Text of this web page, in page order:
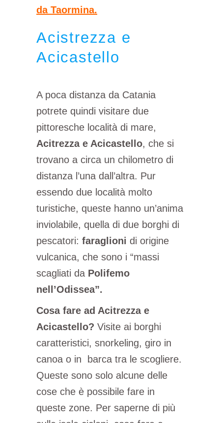
da Taormina.
Acistrezza e
Acicastello
A poca distanza da Catania
potrete quindi visitare due
pittoresche località di mare,
Acitrezza e Acicastello, che si
trovano a circa un chilometro di
distanza l’una dall’altra. Pur
essendo due località molto
turistiche, queste hanno un’anima
inviolabile, quella di due borghi di
pescatori: faraglioni di origine
vulcanica, che sono i “massi
scagliati da Polifemo
nell’Odissea”.
Cosa fare ad Acitrezza e
Acicastello? Visite ai borghi
caratteristici, snorkeling, giro in
canoa o in barca tra le scogliere.
Queste sono solo alcune delle
cose che è possibile fare in
queste zone. Per saperne di più